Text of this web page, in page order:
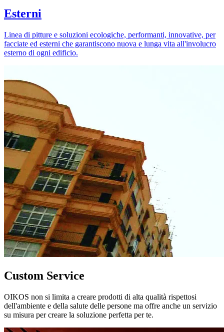
Esterni
Linea di pitture e soluzioni ecologiche, performanti, innovative, per
facciate ed esterni che garantiscono nuova e lunga vita all'involucro
esterno di ogni edificio.
Custom Service
OIKOS non si limita a creare prodotti di alta qualità rispettosi
dell'ambiente e della salute delle persone ma offre anche un servizio
su misura per creare la soluzione perfetta per te.